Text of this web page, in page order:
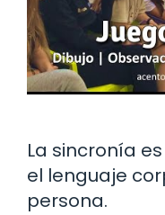
La sincronía
el lenguaje
persona.